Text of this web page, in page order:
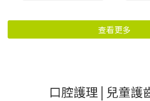
查看更多
口腔護理 | 兒童護